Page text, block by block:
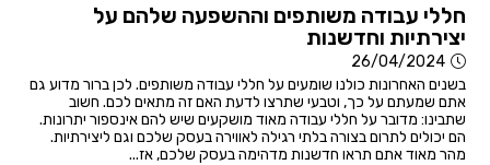
חללי עבודה משותפים וההשפעה שלהם על
יצירתיות וחדשנות
26/04/2024
בשנים האחרונות כולנו שומעים על חללי עבודה משותפים. לכן ברור מדוע גם
אתם שמעתם על כך, וטבעי שתרצו לדעת האם זה מתאים לכם. חשוב
שתבינו: מדובר על חללי עבודה מאוד מושקעים שיש להם אינספור יתרונות.
הם יכולים לתרום בצורה בלתי רגילה לאווירה בעסק שלכם וגם ליצירתיות.
מהר מאוד אתם תראו חדשנות מדהימה בעסק שלכם, אז...